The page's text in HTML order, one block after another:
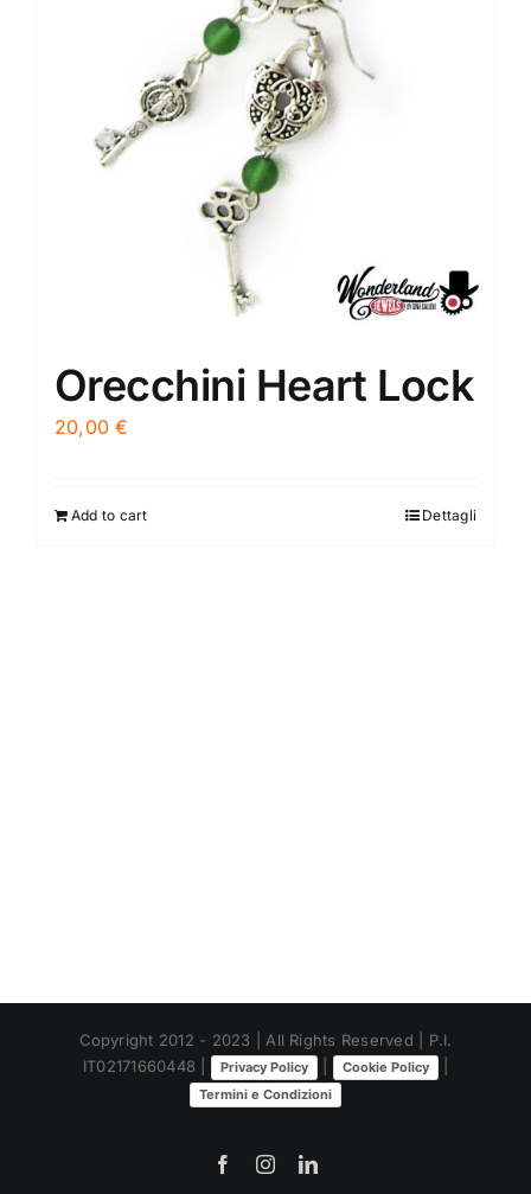
Orecchini Heart Lock
20,00€
Add to cart Dettagli
Copyright 2012 - 2023 | All Rights Reserved | P.I.
IT02171660448 |
Privacy Policy Cookie Policy
Termini e Condizioni
FacebookInstagramLinkedIn